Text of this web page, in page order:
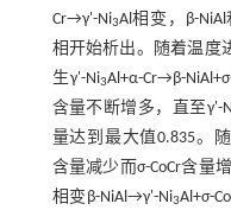
Cr→γ'-Ni3Al相变，β-
相开始析出。随着温度
生γ'-Ni3Al+α-Cr→β-
含量不断增多，直至γ'-
量达到最大值0.835。随
含量减少而σ-CoCr含量
相变β-NiAl→γ'-Ni3Al+σ-